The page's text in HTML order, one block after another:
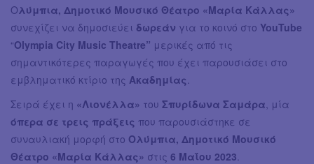
Ολύμπια, Δημοτικό Μουσικό Θέατρο «Μαρία Κάλλας»
συνεχίζει να δημοσιεύει δωρεάν για το κοινό στο YouTube
“Olympia City Music Theatre” μερικές από τις
σημαντικότερες παραγωγές που έχει παρουσιάσει στο
εμβληματικό κτίριο της Ακαδημίας
Σειρά έχει η «Λιονέλλα» του Σπυρίδωνα Σαμάρα , μία
όπερα σε τρεις πράξεις που παρουσιάστηκε σε
συναυλιακή μορφή στο Ολύμπια, Δημοτικό Μουσικό
Θέατρο «Μαρία Κάλλας» στις 6 Μαΐου 2023